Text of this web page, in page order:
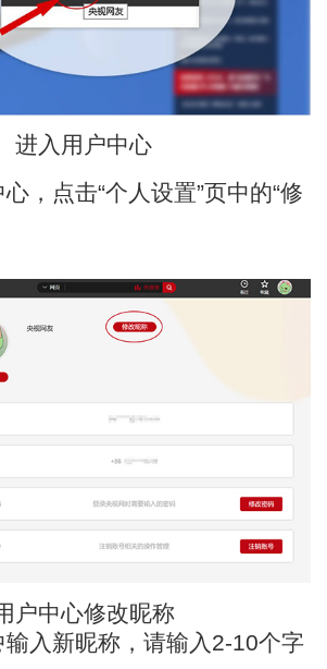
进入用户中心
，点击“个人设置”页中的“修
户中心修改昵称
。